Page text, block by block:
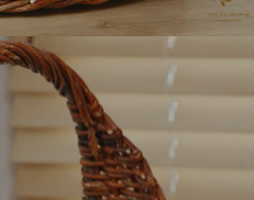
Galerie
Stages
Nous trouver